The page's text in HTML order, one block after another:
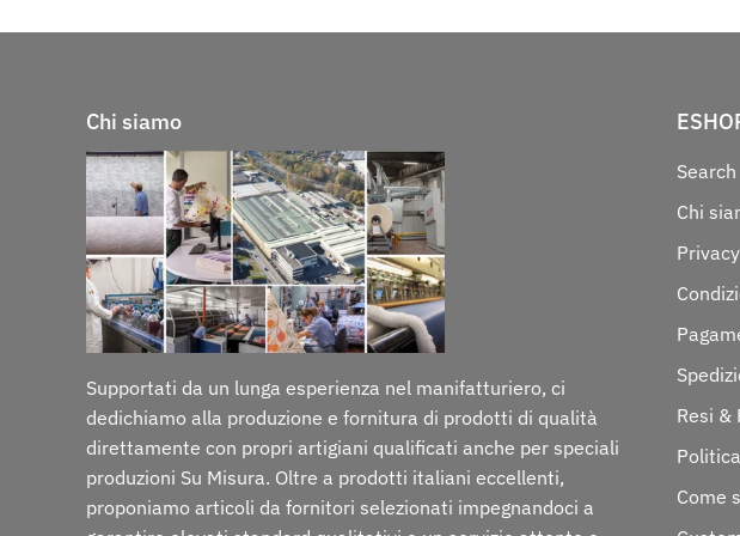
Chi siamo
Supportati da un lunga esperienza nel manifatturiero, ci
dedichiamo alla produzione e fornitura di prodotti di qualità
direttamente con propri artigiani qualificati anche per speciali
produzioni Su Misura. Oltre a prodotti italiani eccellenti,
proponiamo articoli da fornitori selezionati impegnandoci a
Search
Chi
Resi &
Come